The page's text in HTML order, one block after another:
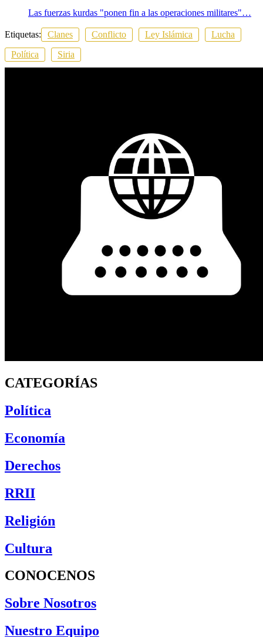
Las fuerzas kurdas "ponen fin a las operaciones militares"…
Etiquetas: Clanes Conflicto Ley Islámica
Lucha
Política
Siria
CATEGORÍAS
Política
Economía
Derechos
RRII
Religión
Cultura
CONOCENOS
Sobre Nosotros
Nuestro Equipo